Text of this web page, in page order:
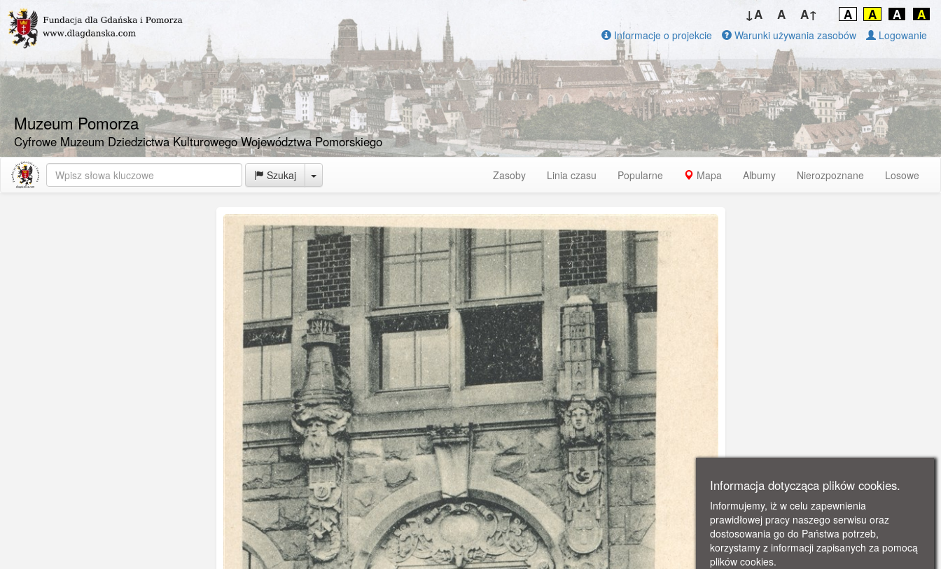
Muzeum Pomorza
Cyfrowe Muzeum Dziedzictwa Kulturowego Województwa Pomorskiego
↓A A A↑ A A A A
Informacje o projekcie Warunki używania zasobów Logowanie
Szukaj Toggle Dropdown Zasoby Linia czasu Popularne Mapa Albumy Nierozpoznane Losowe
Informacja dotycząca plików cookies.
Informujemy, iż w celu zapewnienia
prawidłowej pracy naszego serwisu oraz
dostosowania go do Państwa potrzeb,
korzystamy z informacji zapisanych za pomocą
plików cookies.